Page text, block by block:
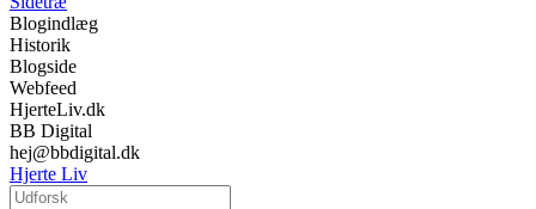
Blogindlæg
Historik
Blogside
Webfeed
HjerteLiv.dk
BB Digital
hej@bbdigital.dk
Hjerte Liv